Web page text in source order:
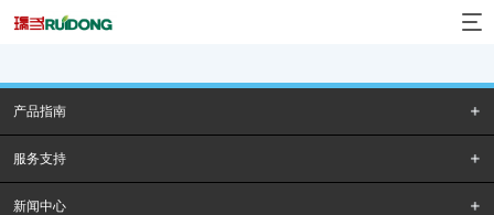
产品指南
服务支持
新闻中心